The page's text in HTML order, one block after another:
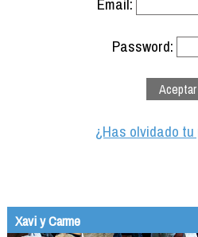
Password:
¿Has olvidado
Xavi y Carme